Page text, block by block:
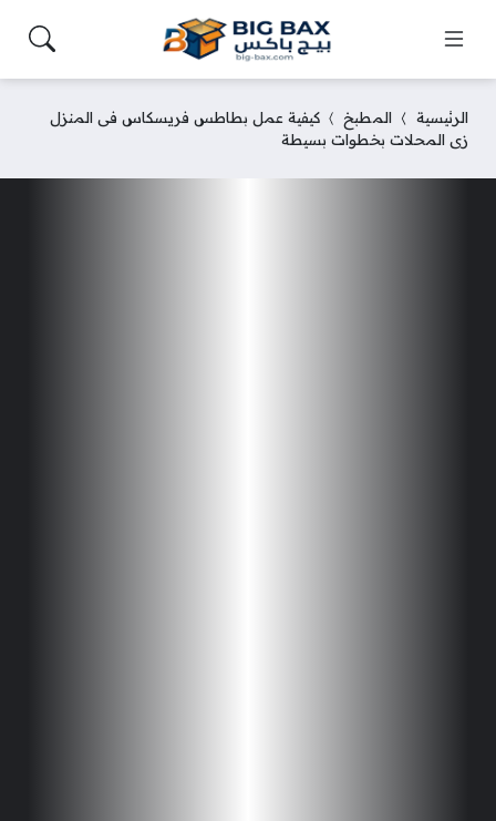
الرئيسية المطبخ
كيفية عمل بطاطس فريسكاس فى المنزل
زى المحلات بخطوات بسيطة